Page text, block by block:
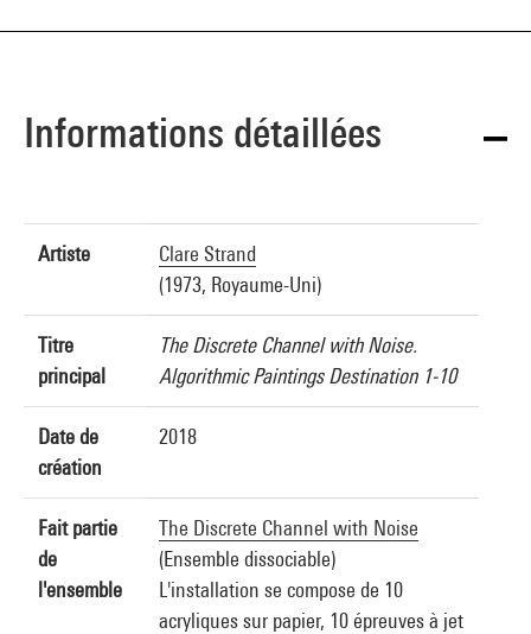
Informations détaillées
Artiste
Clare Strand
(1973, Royaume-Uni)
Titre
principal
The Discrete Channel with Noise.
Algorithmic Paintings Destination 1-10
Date de
création
2018
Fait partie
de
l'ensemble
The Discrete Channel with Noise
(Ensemble dissociable)
L'installation se compose de 10
acryliques sur papier, 10 épreuves à jet